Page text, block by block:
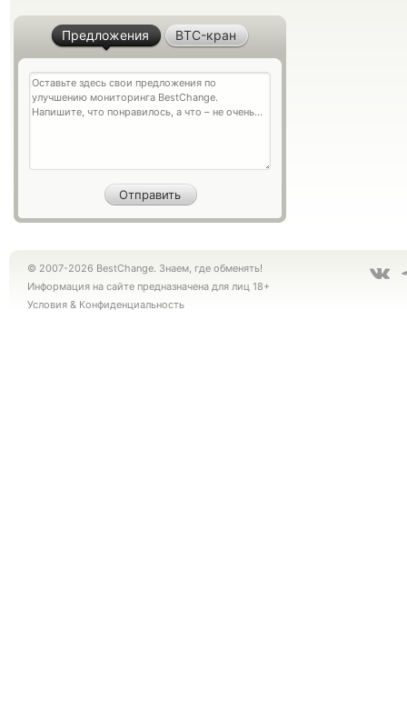
Предложения BTC-кран
© 2007-2026 BestChange. Знаем, где обменять!
Информация на сайте предназначена для лиц 18+
Условия & Конфиденциальность